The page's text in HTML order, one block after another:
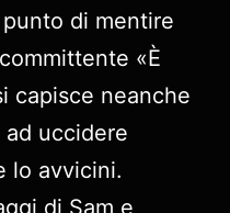
di mentire
«È
capisce neanche
uccidere
lo avvicini.
di Sam e